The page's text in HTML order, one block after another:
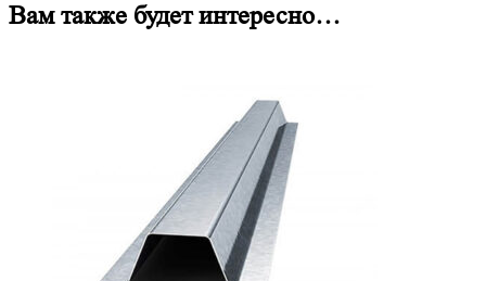
Вам также будет интересно…